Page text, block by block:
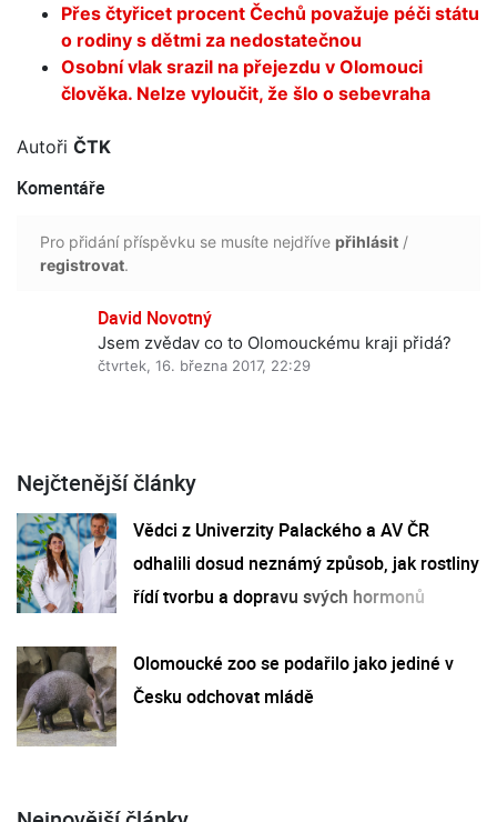
Přes čtyřicet procent Čechů považuje péči státu
o rodiny s dětmi za nedostatečnou
Osobní vlak srazil na přejezdu v Olomouci
člověka. Nelze vyloučit, že šlo o sebevraha
Autoři ČTK
Komentáře
Pro přidání příspěvku se musíte nejdříve přihlásit /
registrovat.
David Novotný
Jsem zvědav co to Olomouckému kraji přidá?
čtvrtek, 16. března 2017, 22:29
Nejčtenější články
Vědci z Univerzity Palackého a AV ČR
odhalili dosud neznámý způsob, jak rostliny
řídí tvorbu a dopravu svých hormonů
Olomoucké zoo se podařilo jako jediné v
Česku odchovat mládě